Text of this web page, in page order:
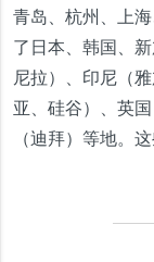
青岛、杭州、上
了日本、韩国、
尼拉）、印尼（
亚、硅谷）、英
（迪拜）等地。